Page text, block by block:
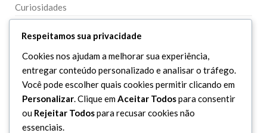
Curiosidades
Downloads
Respeitamos sua privacidade
Cookies nos ajudam a melhorar sua experiência,
entregar conteúdo personalizado e analisar o tráfego.
Você pode escolher quais cookies permitir clicando em
Personalizar. Clique emAceitar Todospara consentir
ou Rejeitar Todospara recusar cookies não
essenciais.